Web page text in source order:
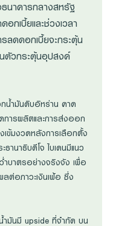
นาคารกลางสหรัฐ
กเบี้ยและช่วงเวลา
ลดดอกเบี้ยจะกระตุ้น
นตัวกระตุ้นอุปสงค์
กน้ำมันดิบอิหร่าน คาด
การผลิตและการส่งออก
เข้มงวดหลังการเลือกตั้ง
านาธิบดีโจ ไบเดนมีแนว
ำบาตรอย่างจริงจัง เพื่อ
ต่อภาวะเงินเฟ้อ ซึ่ง
ำมันมี upside ที่จำกัด บน